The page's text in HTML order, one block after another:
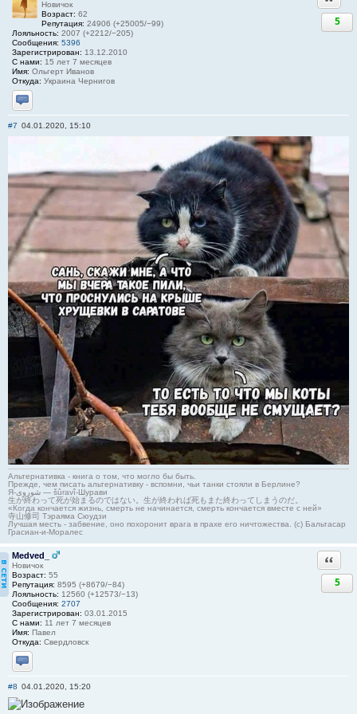
Новичок
Возраст: 62
Репутация: 24906 (+25005/−99)
Лояльность: 2007 (+2212/−205)
Сообщения: 5396
Зарегистрирован: 13.12.2010
С нами: 15 лет 7 месяцев
Имя: Ольгерт Иванов
Откуда: Украина Чернигов
Отправить личное сообщение
5
#7 04.01.2020, 15:10
Альтернативка - книга о том, что могло бы быть.
Прежде, чем писать альтернативку - вспомни, чьи танки стояли в Берлине?
Я-شوروی — šûravî-Шурави
生が終わって死が始まるのではない。生が終われば死もまた終わってしまうのだ。
«Когда кончается жизнь, смерть не начинается, смерть кончается вместе с ней»
寺山修司 Тэраяма Сюудзи
Лучшая месть - забвение, оно похоронит врага в прахе его ничтожества. (с) Бальтасар
Грасиан-и-Моралес
Medved_
Новичок
Возраст: 55
Репутация: 8595 (+8679/−84)
Лояльность: 12560 (+12573/−13)
Сообщения: 2707
Зарегистрирован: 03.01.2015
С нами: 11 лет 7 месяцев
Имя: Павел
Откуда: Свердловск
Отправить личное сообщение
5
#8 04.01.2020, 15:20